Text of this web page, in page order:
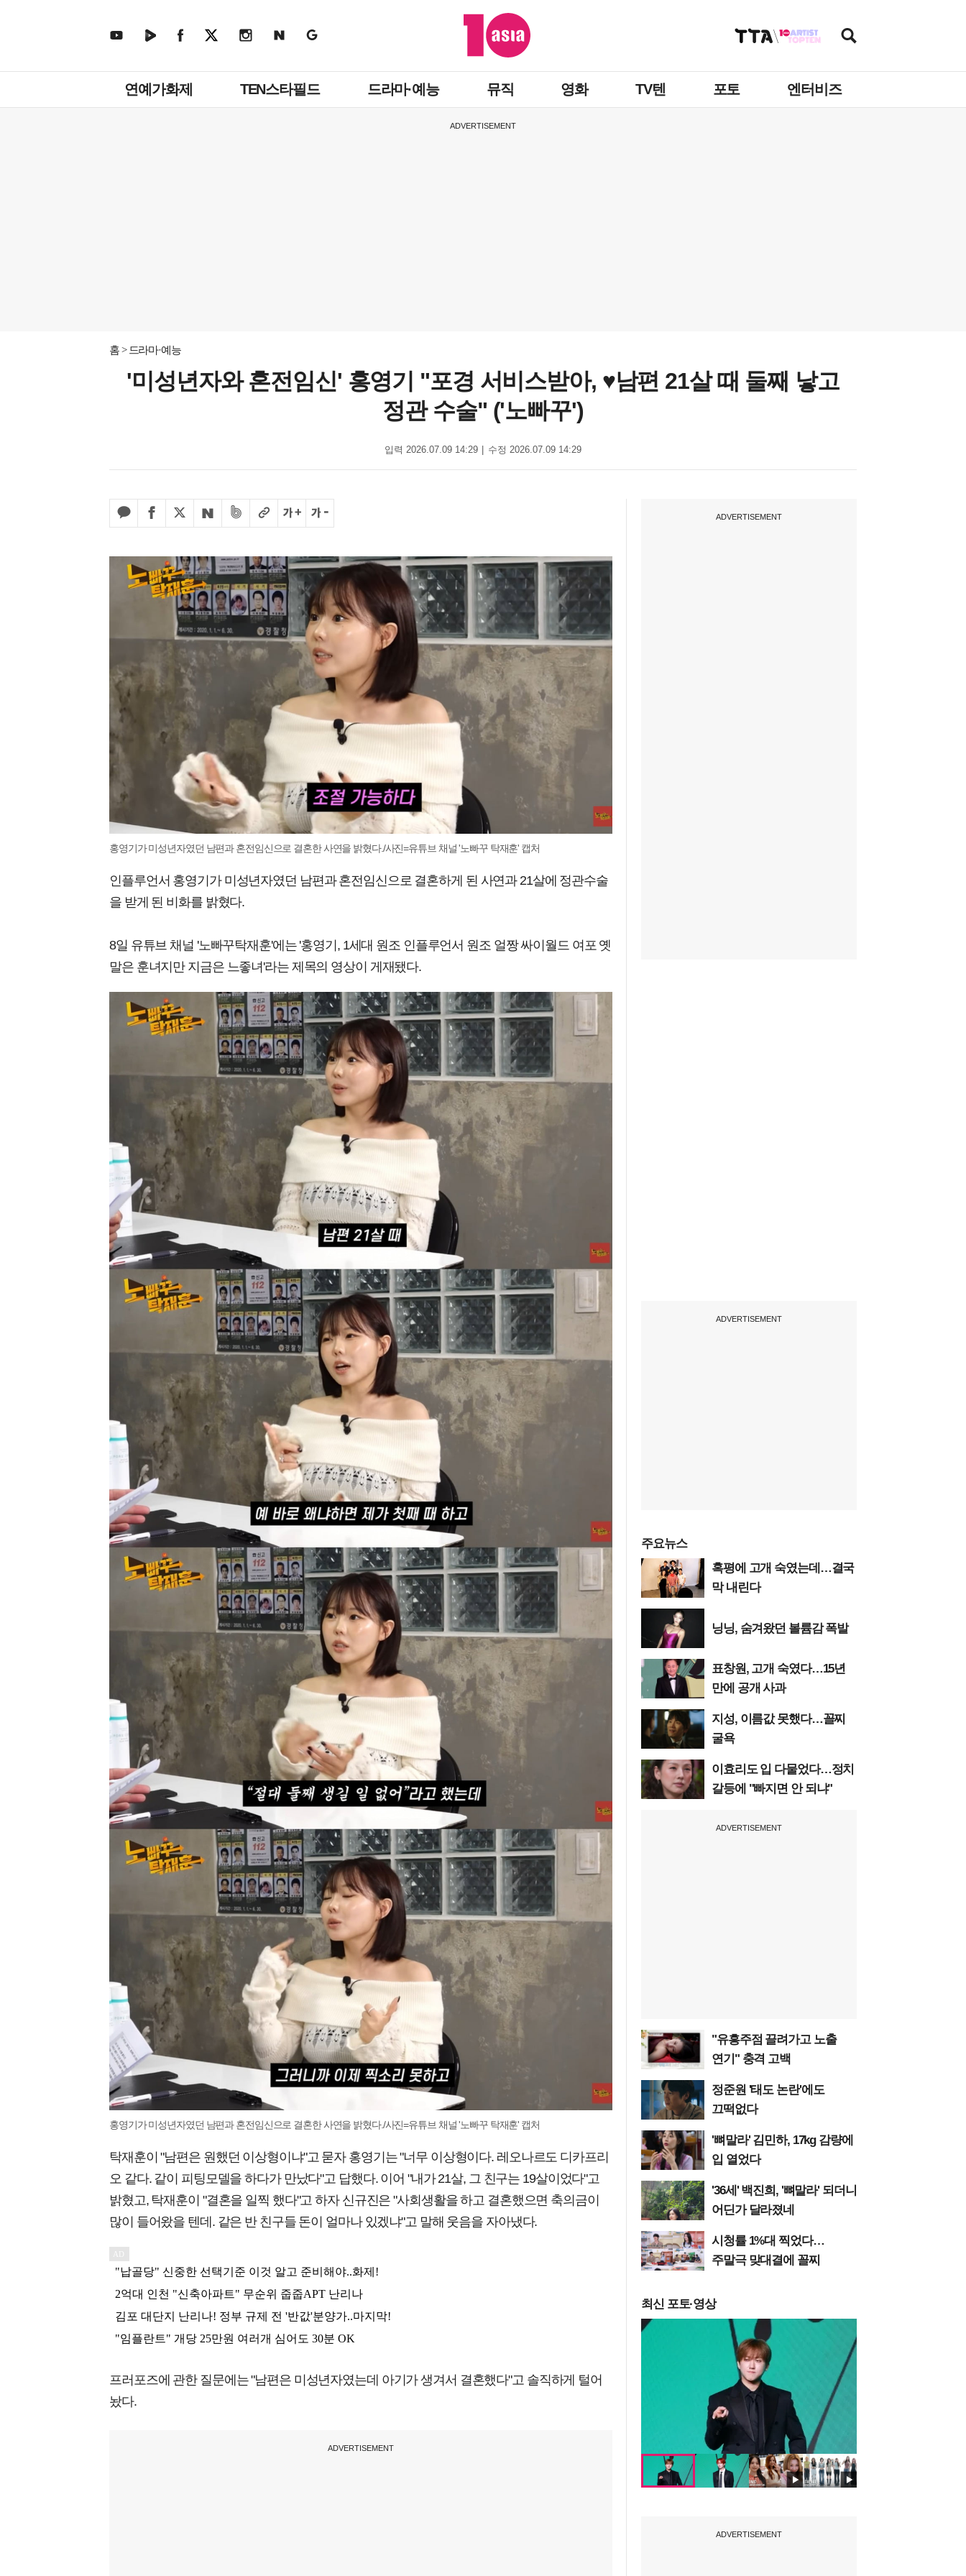
뉴
연예가화제 TEN스타필드 드라마·예능 뮤직 영화 TV텐 포토 엔터비즈
ADVERTISEMENT
홈 드라마·예능
'미성년자와 혼전임신' 홍영기 "포경 서비스받아, ♥남편 21살 때 둘째 낳고
정관 수술" ('노빠꾸')
입력 2026.07.09 14:29 수정 2026.07.09 14:29
홍영기가 미성년자였던 남편과 혼전임신으로 결혼한 사연을 밝혔다./사진=유튜브 채널 '노빠꾸 탁재훈' 캡처
인플루언서 홍영기가 미성년자였던 남편과 혼전임신으로 결혼하게 된 사연과 21살에 정관수술
을 받게 된 비화를 밝혔다.
8일 유튜브 채널 '노빠꾸탁재훈'에는 '홍영기, 1세대 원조 인플루언서 원조 얼짱 싸이월드 여포 옛
말은 훈녀지만 지금은 느좋녀'라는 제목의 영상이 게재됐다.
홍영기가 미성년자였던 남편과 혼전임신으로 결혼한 사연을 밝혔다./사진=유튜브 채널 '노빠꾸 탁재훈' 캡처
탁재훈이 "남편은 원했던 이상형이냐"고 묻자 홍영기는 "너무 이상형이다. 레오나르도 디카프리
오 같다. 같이 피팅모델을 하다가 만났다"고 답했다. 이어 "내가 21살, 그 친구는 19살이었다"고
밝혔고, 탁재훈이 "결혼을 일찍 했다"고 하자 신규진은 "사회생활을 하고 결혼했으면 축의금이
많이 들어왔을 텐데. 같은 반 친구들 돈이 얼마나 있겠냐"고 말해 웃음을 자아냈다.
프러포즈에 관한 질문에는 "남편은 미성년자였는데 아기가 생겨서 결혼했다"고 솔직하게 털어
놨다.
ADVERTISEMENT
ADVERTISEMENT
ADVERTISEMENT
주요뉴스
혹평에 고개 숙였는데…결국
막 내린다
닝닝, 숨겨왔던 볼륨감 폭발
표창원, 고개 숙였다…15년
만에 공개 사과
지성, 이름값 못했다…꼴찌
굴욕
이효리도 입 다물었다…정치
갈등에 "빠지면 안 되냐"
ADVERTISEMENT
"유흥주점 끌려가고 노출
연기" 충격 고백
정준원 '태도 논란'에도
끄떡없다
'뼈말라' 김민하, 17kg 감량에
입 열었다
'36세' 백진희, '뼈말라' 되더니
어딘가 달라졌네
시청률 1%대 찍었다…
주말극 맞대결에 꼴찌
최신 포토·영상
ADVERTISEMENT